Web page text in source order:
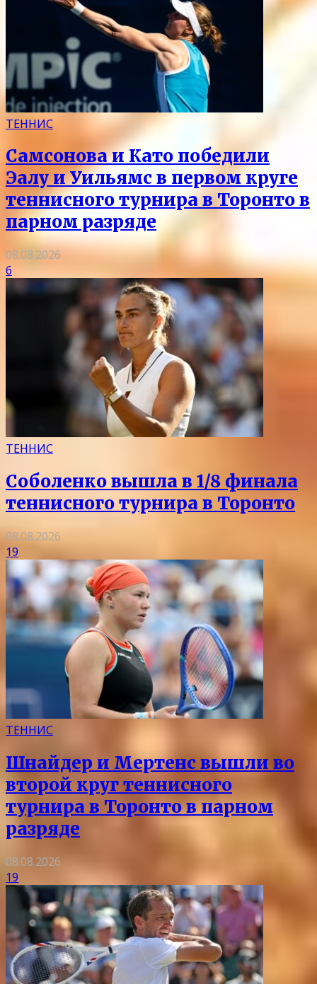
ТЕННИС
Самсонова и Като победили
Эалу и Уильямс в первом круге
теннисного турнира в Торонто в
парном разряде
08.08.2026
6
ТЕННИС
Соболенко вышла в 1/8 финала
теннисного турнира в Торонто
08.08.2026
19
ТЕННИС
Шнайдер и Мертенс вышли во
второй круг теннисного
турнира в Торонто в парном
разряде
08.08.2026
19